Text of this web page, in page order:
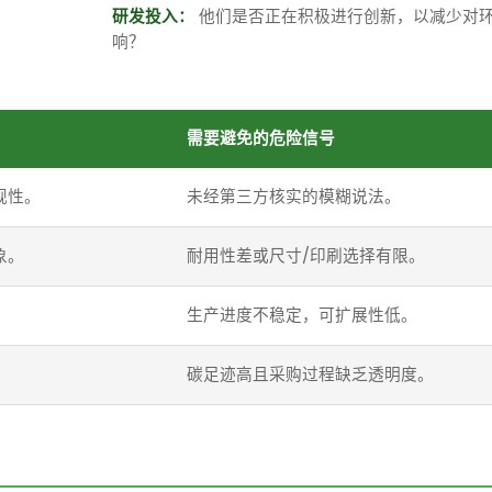
研发投入：
他们是否正在积极进行创新，以减少对
响？
需要避免的危险信号
。 未经第三方核实的模糊说法。
耐用性差或尺寸/印刷选择有限。
生产进度不稳定，可扩展性低。
碳足迹高且采购过程缺乏透明度。